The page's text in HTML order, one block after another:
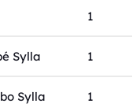
1
Sylla 1
Sylla 1